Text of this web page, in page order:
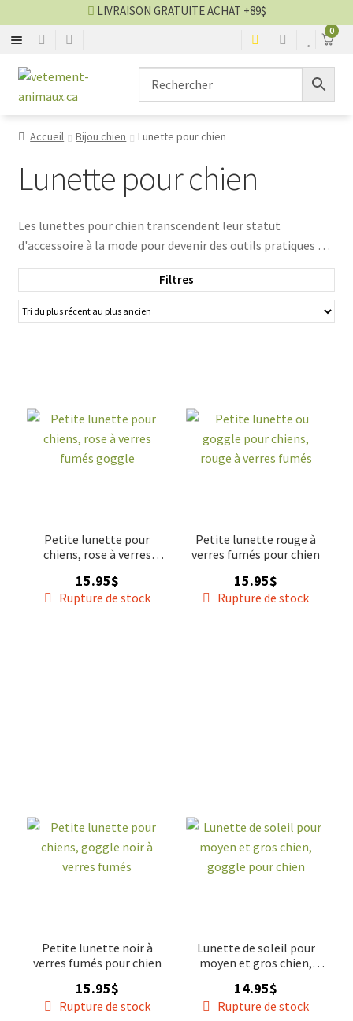
0
Aller
à
navigation
Aller
au
LIVRAISON GRATUITE ACHAT +89$
SACS
COUCHES ▼
BOTTES ▼
Accueil Bijou chien Lunette pour chien
Lunette pour chien
Les lunettes pour chien transcendent leur statut
d'accessoire à la mode pour devenir des outils pratiques et
protecteurs. En ajoutant une couche de style à la vie de nos
amis à quatre pattes, ces lunettes assurent également une
protection essentielle contre les éléments extérieurs,
contribuant ainsi au bien-être général de nos compagnons
Filtres
Petite lunette pour
chiens, rose à verres
15.95$
Rupture de stock
Petite lunette rouge à
verres fumés pour chien
15.95$
Rupture de stock
Petite lunette noir à
verres fumés pour chien
15.95$
Rupture de stock
Lunette de soleil pour
moyen et gros chien,
14.95$
Rupture de stock